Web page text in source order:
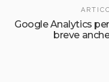
Google Analytics
breve